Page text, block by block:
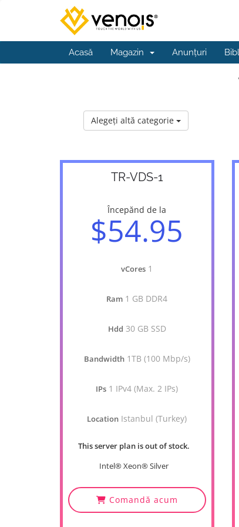
Acasă Magazin Anunțuri
Alegeți altă categorie
TR-VDS-1
Începănd de la
$54.95
vCores 1
Ram 1 GB DDR4
Hdd 30 GB SSD
Bandwidth 1TB (100 Mbp/s)
IPs 1 IPv4 (Max. 2 IPs)
Location Istanbul (Turkey)
This server plan is out of stock.
Intel® Xeon® Silver
Comandă acum